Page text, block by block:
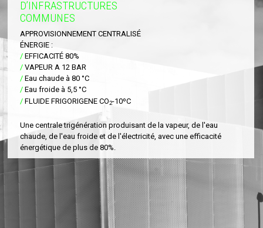
D’INFRASTRUCTURES
COMMUNES
APPROVISIONNEMENT CENTRALISÉ
ÉNERGIE :
/ EFFICACITÉ 80%
/ VAPEUR A 12 BAR
/ Eau chaude à 80 °C
/ Eau froide à 5,5 °C
/ FLUIDE FRIGORIGENE CO2-10ºC
Une centrale trigénération produisant de la vapeur, de l'eau
chaude, de l'eau froide et de l'électricité, avec une efficacité
énergétique de plus de 80%.